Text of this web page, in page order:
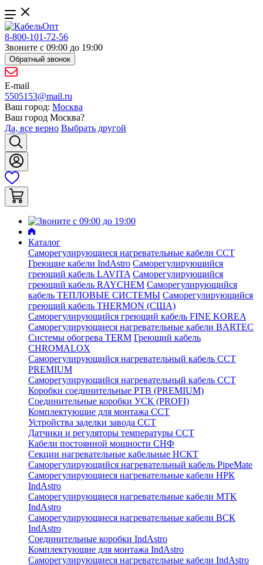
8-800-101-72-56
Звоните с 09:00 до 19:00
Обратный звонок
E-mail
5505153@mail.ru
Ваш город: Москва
Ваш город Москва?
Да, все верно Выбрать другой
Каталог
Саморегулирующиеся нагревательные кабели ССТ
Греющие кабели IndAstro Саморегулирующийся
греющий кабель LAVITA Саморегулирующийся
греющий кабель RAYCHEM Саморегулирующийся
кабель ТЕПЛОВЫЕ СИСТЕМЫ Саморегулирующийся
греющий кабель THERMON (США)
Саморегулирующийся греющий кабель FINE KOREA
Саморегулирующиеся нагревательные кабели BARTEC
Системы обогрева TERM Греющий кабель
CHROMALOX
Саморегулирующийся нагревательный кабель ССТ
PREMIUM
Саморегулирующийся нагревательный кабель ССТ
Коробки соединительные РТВ (PREMIUM)
Соединительные коробки УСК (PROFI)
Комплектующие для монтажа ССТ
Устройства заделки завода ССТ
Датчики и регуляторы температуры ССТ
Кабели постоянной мощности СНФ
Секции нагревательные кабельные НСКТ
Саморегулирующийся нагревательный кабель PipeMate
Саморегулирующиеся нагревательные кабели НРК
IndAstro
Саморегулирующиеся нагревательные кабели МТК
IndAstro
Саморегулирующиеся нагревательные кабели ВСК
IndAstro
Соединительные коробки IndAstro
Комплектующие для монтажа IndAstro
Саморегулирующиеся нагревательные кабели IndAstro